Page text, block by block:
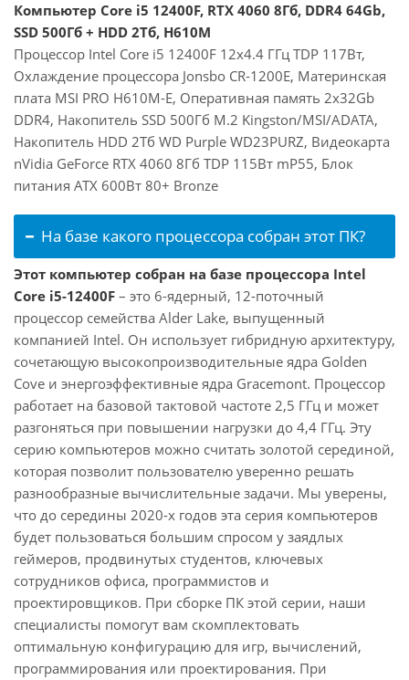
Компьютер Core i5 12400F, RTX 4060 8Гб, DDR4 64Gb,
SSD 500Гб + HDD 2Тб, H610M
Процессор Intel Core i5 12400F 12x4.4 ГГц TDP 117Вт,
Охлаждение процессора Jonsbo CR-1200E, Материнская
плата MSI PRO H610M-E, Оперативная память 2x32Gb
DDR4, Накопитель SSD 500Гб M.2 Kingston/MSI/ADATA,
Накопитель HDD 2Тб WD Purple WD23PURZ, Видеокарта
nVidia GeForce RTX 4060 8Гб TDP 115Вт mP55, Блок
питания ATX 600Вт 80+ Bronze
На базе какого процессора собран этот ПК?
Этот компьютер собран на базе процессора Intel
Core i5-12400F – это 6-ядерный, 12-поточный
процессор семейства Alder Lake, выпущенный
компанией Intel. Он использует гибридную архитектуру,
сочетающую высокопроизводительные ядра Golden
Cove и энергоэффективные ядра Gracemont. Процессор
работает на базовой тактовой частоте 2,5 ГГц и может
разгоняться при повышении нагрузки до 4,4 ГГц. Эту
серию компьютеров можно считать золотой серединой,
которая позволит пользователю уверенно решать
разнообразные вычислительные задачи. Мы уверены,
что до середины 2020-х годов эта серия компьютеров
будет пользоваться большим спросом у заядлых
геймеров, продвинутых студентов, ключевых
сотрудников офиса, программистов и
проектировщиков. При сборке ПК этой серии, наши
специалисты помогут вам скомплектовать
оптимальную конфигурацию для игр, вычислений,
программирования или проектирования. При